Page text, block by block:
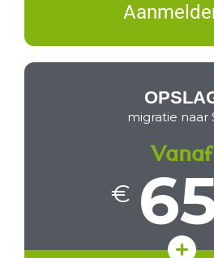
Werken zonder
migratie naar
Vanaf
€